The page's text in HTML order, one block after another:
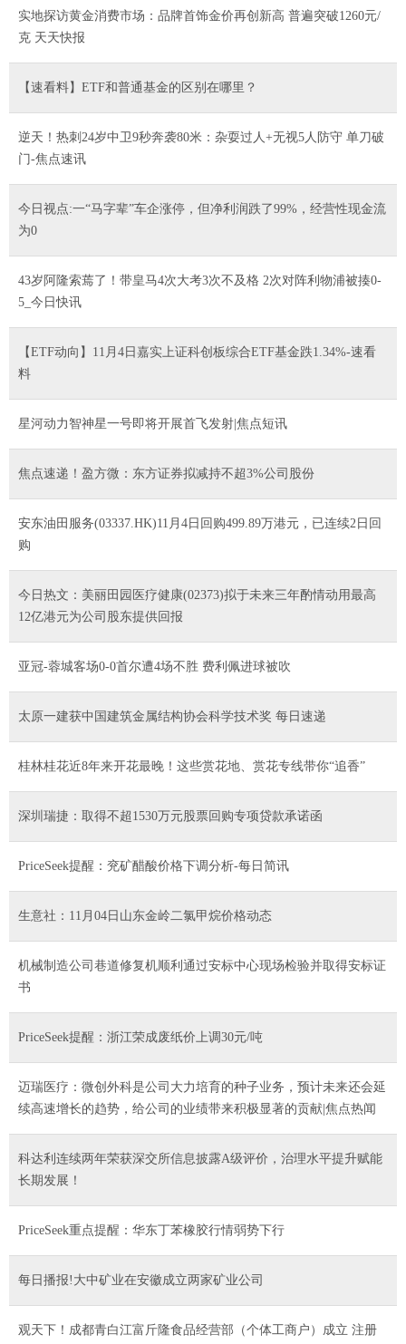
实地探访黄金消费市场：品牌首饰金价再创新高 普遍突破1260元/
克 天天快报
【速看料】ETF和普通基金的区别在哪里？
逆天！热刺24岁中卫9秒奔袭80米：杂耍过人+无视5人防守 单刀破
门-焦点速讯
今日视点:一“马字辈”车企涨停，但净利润跌了99%，经营性现金流
为0
43岁阿隆索蔫了！带皇马4次大考3次不及格 2次对阵利物浦被揍0-
5_今日快讯
【ETF动向】11月4日嘉实上证科创板综合ETF基金跌1.34%-速看
料
星河动力智神星一号即将开展首飞发射|焦点短讯
焦点速递！盈方微：东方证券拟减持不超3%公司股份
安东油田服务(03337.HK)11月4日回购499.89万港元，已连续2日回
购
今日热文：美丽田园医疗健康(02373)拟于未来三年酌情动用最高
12亿港元为公司股东提供回报
亚冠-蓉城客场0-0首尔遭4场不胜 费利佩进球被吹
太原一建获中国建筑金属结构协会科学技术奖 每日速递
桂林桂花近8年来开花最晚！这些赏花地、赏花专线带你“追香”
深圳瑞捷：取得不超1530万元股票回购专项贷款承诺函
PriceSeek提醒：兖矿醋酸价格下调分析-每日简讯
生意社：11月04日山东金岭二氯甲烷价格动态
机械制造公司巷道修复机顺利通过安标中心现场检验并取得安标证
书
PriceSeek提醒：浙江荣成废纸价上调30元/吨
迈瑞医疗：微创外科是公司大力培育的种子业务，预计未来还会延
续高速增长的趋势，给公司的业绩带来积极显著的贡献|焦点热闻
科达利连续两年荣获深交所信息披露A级评价，治理水平提升赋能
长期发展！
PriceSeek重点提醒：华东丁苯橡胶行情弱势下行
每日播报!大中矿业在安徽成立两家矿业公司
观天下！成都青白江富斤隆食品经营部（个体工商户）成立 注册